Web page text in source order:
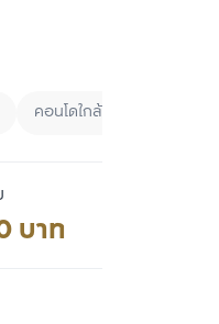
คอนโดใกล้มหาลัย
บาท